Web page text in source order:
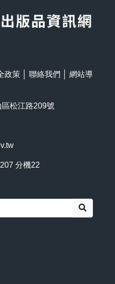
政策 聯絡我們
網站導
松江路209號
分機22